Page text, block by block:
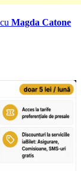
Magda Catone